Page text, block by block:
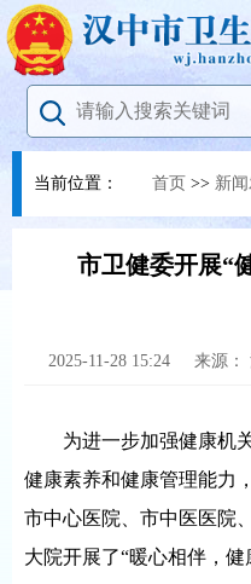
当前位置： 首页 >> 新
市卫健委开展“
2025-11-28 15:24 来源：
为进一步加强健康机
健康素养和健康管理能力
市中心医院、市中医医院
大院开展了“暖心相伴，